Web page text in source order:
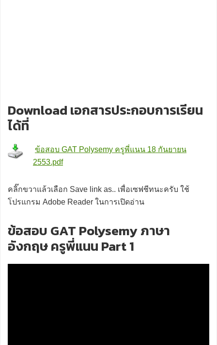
Download เอกสารประกอบการเรียน
ได้ที่
ข้อสอบ GAT Polysemy ครูพี่แนน 18 กันยายน
2553.pdf
คลิ๊กขวาแล้วเลือก Save link as.. เพื่อเซฟชีทนะครับ ใช้
โปรแกรม Adobe Reader ในการเปิดอ่าน
ข้อสอบ GAT Polysemy ภาษา
อังกฤษ ครูพี่แนน Part 1